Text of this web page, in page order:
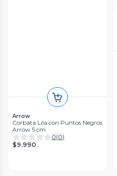
Arrow
Corbata Lila con Puntos Negros
Arrow 5 cm
0(0)
$9.990